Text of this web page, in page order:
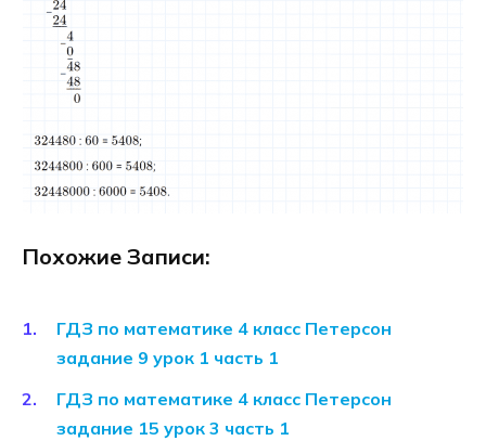
Похожие Записи:
ГДЗ по математике 4 класс Петерсон
задание 9 урок 1 часть 1
ГДЗ по математике 4 класс Петерсон
задание 15 урок 3 часть 1